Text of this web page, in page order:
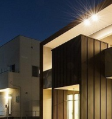
郵便番号
-
都道府県